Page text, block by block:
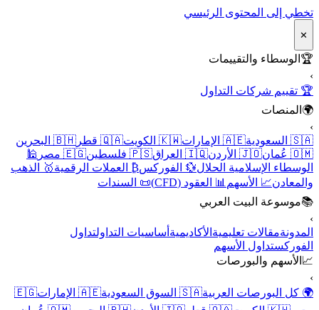
تخطي إلى المحتوى الرئيسي
✕
🏆الوسطاء والتقييمات
🏆 تقييم شركات التداول
🌍المنصات
🇸🇦 السعودية
🇦🇪 الإمارات 🇰🇼 الكويت 🇶🇦 قطر
🇧🇭 البحرين
🇴🇲 عُمان
🇯🇴 الأردن 🇮🇶 العراق 🇵🇸 فلسطين 🇪🇬 مصر
🕌
الوسطاء الإسلامية الحلال 💱 الفوركس ₿ العملات الرقمية🥇 الذهب
والمعادن📈 الأسهم📊 العقود (CFD)
📜 السندات
📚موسوعة البيت العربي
المدونةمقالات تعليميةالأكاديميةأساسيات التداولتداول
الفوركستداول الأسهم
📈الأسهم والبورصات
🌍 كل البورصات العربية🇸🇦 السوق السعودية 🇦🇪 الإمارات
🇪🇬